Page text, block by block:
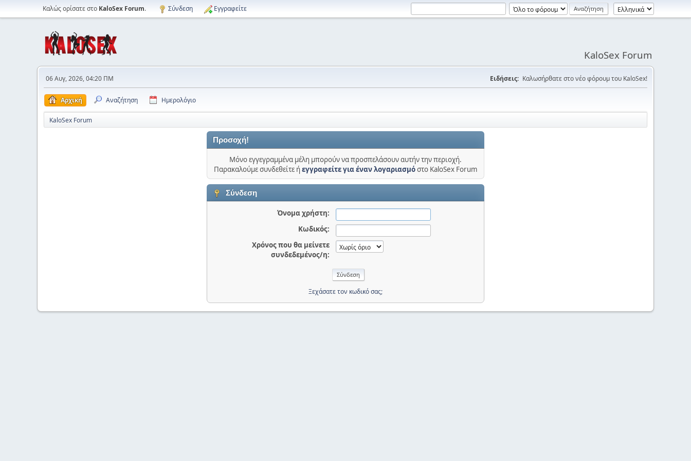
Καλώς ορίσατε στο KaloSex Forum. Σύνδεση Εγγραφείτε
KaloSex Forum
06 Αυγ, 2026, 04:20 ΠΜ Ειδήσεις: Καλωσήρθατε στο νέο φόρουμ του KaloSex!
Αρχική Αναζήτηση Ημερολόγιο
KaloSex Forum
Προσοχή!
Μόνο εγγεγραμμένα μέλη μπορούν να προσπελάσουν αυτήν την περιοχή.
Παρακαλούμε συνδεθείτε ήεγγραφείτε για έναν λογαριασμόστο KaloSex Forum
Σύνδεση
Όνομα χρήστη:
Κωδικός:
Χρόνος που θα μείνετε
συνδεδεμένος/η:
Ξεχάσατε τον κωδικό σας;